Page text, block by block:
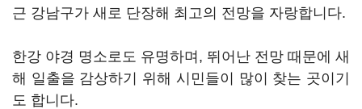
근 강남구가 새로 단장해 최고의 전망을 자랑합니다.
한강 야경 명소로도 유명하며, 뛰어난 전망 때문에 새
해 일출을 감상하기 위해 시민들이 많이 찾는 곳이기
도 합니다.